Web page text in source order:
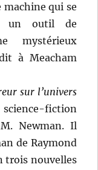
machine qui se
un outil de
mystérieux
à Meacham
sur l’univers
fiction
Newman. Il
de Raymond
trois nouvelles